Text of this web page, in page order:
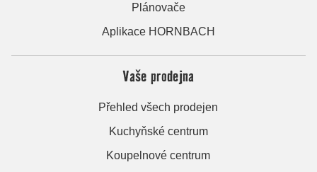
Plánovače
Aplikace HORNBACH
Vaše prodejna
Přehled všech prodejen
Kuchyňské centrum
Koupelnové centrum